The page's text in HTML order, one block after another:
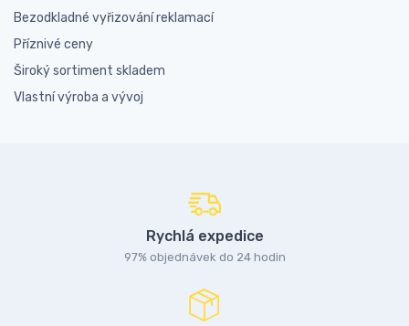
Bezodkladné vyřizování reklamací
Příznivé ceny
Široký sortiment skladem
Vlastní výroba a vývoj
Rychlá expedice
97% objednávek do 24 hodin